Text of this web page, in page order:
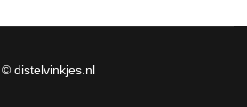
© distelvinkjes.nl